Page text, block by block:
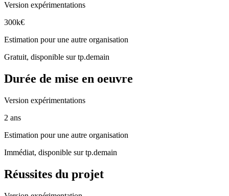
Version expérimentations
300k€
Estimation pour une autre organisation
Gratuit, disponible sur tp.demain
Durée de mise en oeuvre
Version expérimentations
2 ans
Estimation pour une autre organisation
Immédiat, disponible sur tp.demain
Réussites du projet